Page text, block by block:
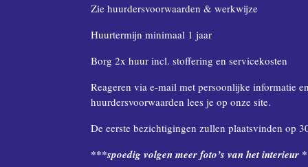
Zie huurdersvoorwaarden & werkwijze
Huurtermijn minimaal 1 jaar
Borg 2x huur incl. stoffering en servicekosten
Reageren via e-mail met persoonlijke informatie
huurdersvoorwaarden lees je op onze site.
De eerste bezichtigingen zullen plaatsvinden op
***spoedig volgen meer foto’s van het interieur